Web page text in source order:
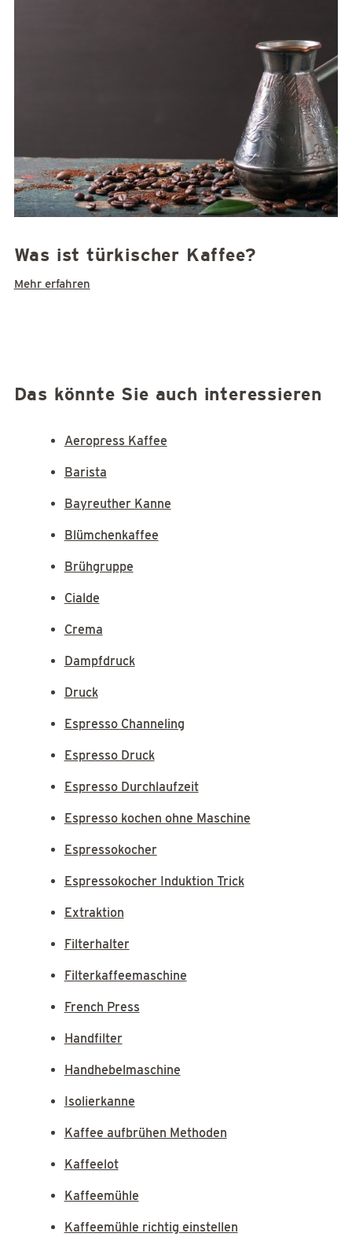
Was ist türkischer Kaffee?
Mehr erfahren
Das könnte Sie auch interessieren
Aeropress Kaffee
Barista
Bayreuther Kanne
Blümchenkaffee
Brühgruppe
Cialde
Crema
Dampfdruck
Druck
Espresso Channeling
Espresso Druck
Espresso Durchlaufzeit
Espresso kochen ohne Maschine
Espressokocher
Espressokocher Induktion Trick
Extraktion
Filterhalter
Filterkaffeemaschine
French Press
Handfilter
Handhebelmaschine
Isolierkanne
Kaffee aufbrühen Methoden
Kaffeelot
Kaffeemühle
Kaffeemühle richtig einstellen